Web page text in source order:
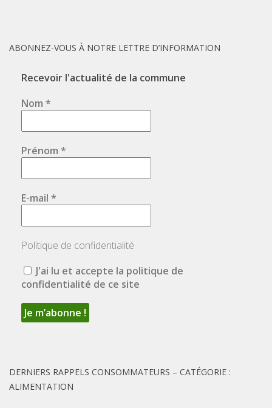
ABONNEZ-VOUS À NOTRE LETTRE D’INFORMATION
Recevoir l'actualité de la commune
Nom *
Prénom *
E-mail *
Politique de confidentialité
J'ai lu et accepte la politique de
confidentialité de ce site
DERNIERS RAPPELS CONSOMMATEURS – CATÉGORIE :
ALIMENTATION